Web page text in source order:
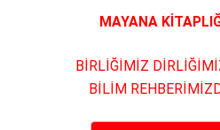
MAYANA
BİRLİĞİMİZ
BİLİM